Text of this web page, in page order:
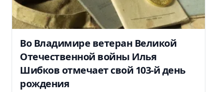
Во Владимире ветеран Великой
Отечественной войны Илья
Шибков отмечает свой 103-й день
рождения